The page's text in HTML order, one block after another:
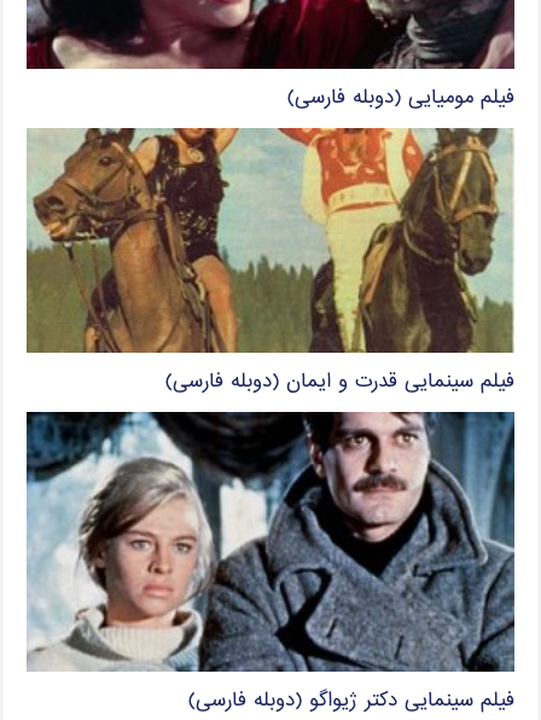
فیلم مومیایی (دوبله فارسی)
فیلم سینمایی قدرت و ایمان (دوبله فارسی)
فیلم سینمایی دکتر ژیواگو (دوبله فارسی)